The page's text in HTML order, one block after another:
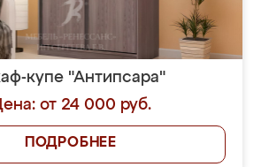
купе "Антипсара"
от 24 000 руб.
ПОДРОБНЕЕ